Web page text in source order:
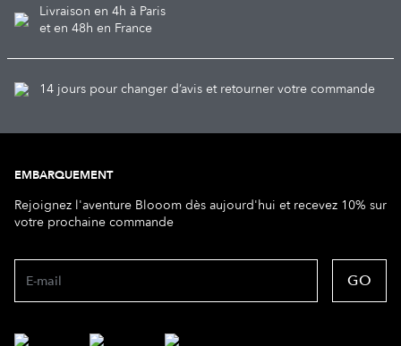
Livraison en 4h à Paris
et en 48h en France
14 jours pour changer d’avis et retourner votre commande
EMBARQUEMENT
Rejoignez l'aventure Blooom dès aujourd'hui et recevez 10% sur
votre prochaine commande
E-mail GO